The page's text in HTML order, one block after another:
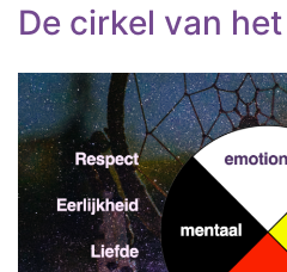
De cirkel van